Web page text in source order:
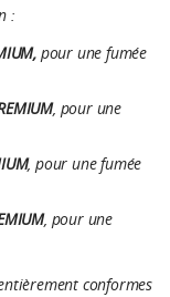
:
pour une fumée
, pour une
, pour une fumée
, pour une
conformes